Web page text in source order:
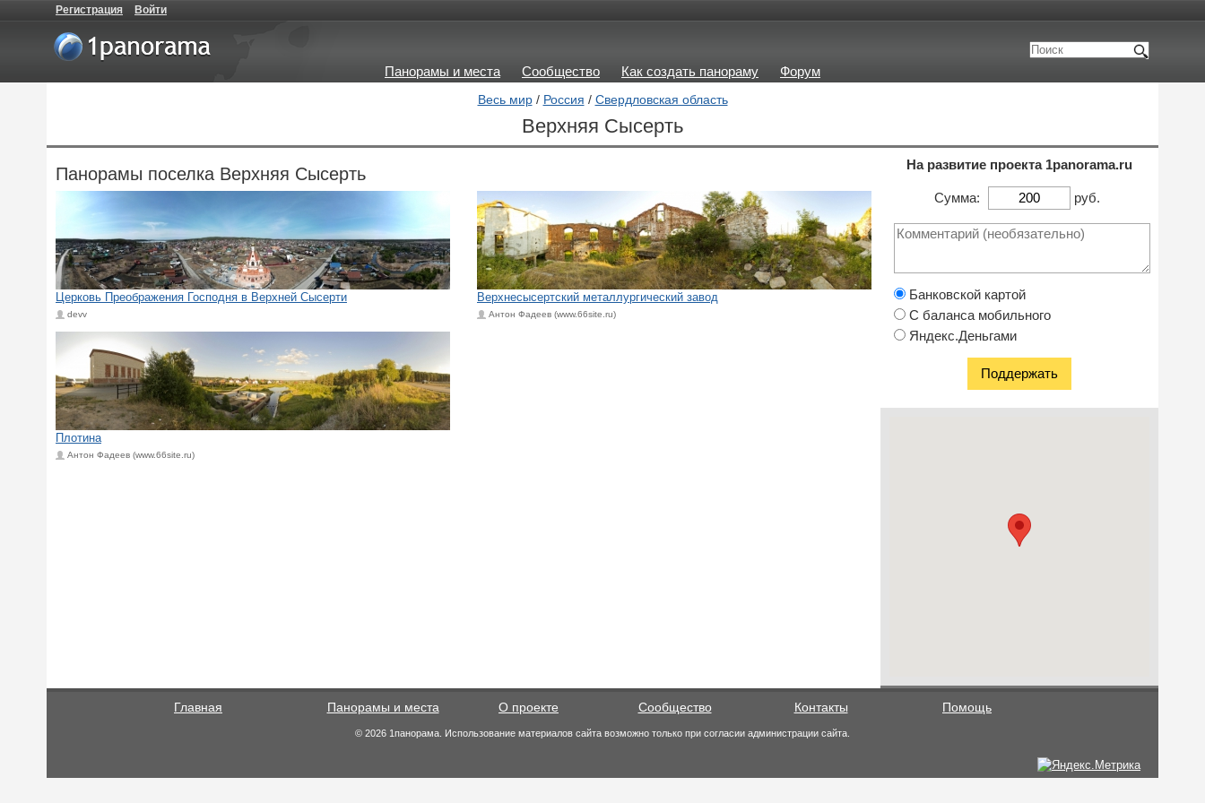
Регистрация Войти
Панорамы и места Сообщество Как создать панораму Форум
Весь мир/ Россия / Свердловская область
Верхняя Сысерть
Панорамы поселка Верхняя Сысерть
Церковь Преображения Господня в Верхней Сысерти
devv
Верхнесысертский металлургический завод
Антон Фадеев (www.66site.ru)
Плотина
Антон Фадеев (www.66site.ru)
На развитие проекта 1panorama.ru
Сумма: руб.
Банковской картой
С баланса мобильного
Яндекс.Деньгами
Главная Панорамы и места О проекте Сообщество Контакты Помощь
© 2026 1панорама. Использование материалов сайта возможно только при согласии администрации сайта.